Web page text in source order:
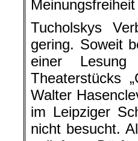
Tucholskys
gering. Soweit
einer
Theaterstücks
Walter
im Leipziger
nicht besucht.